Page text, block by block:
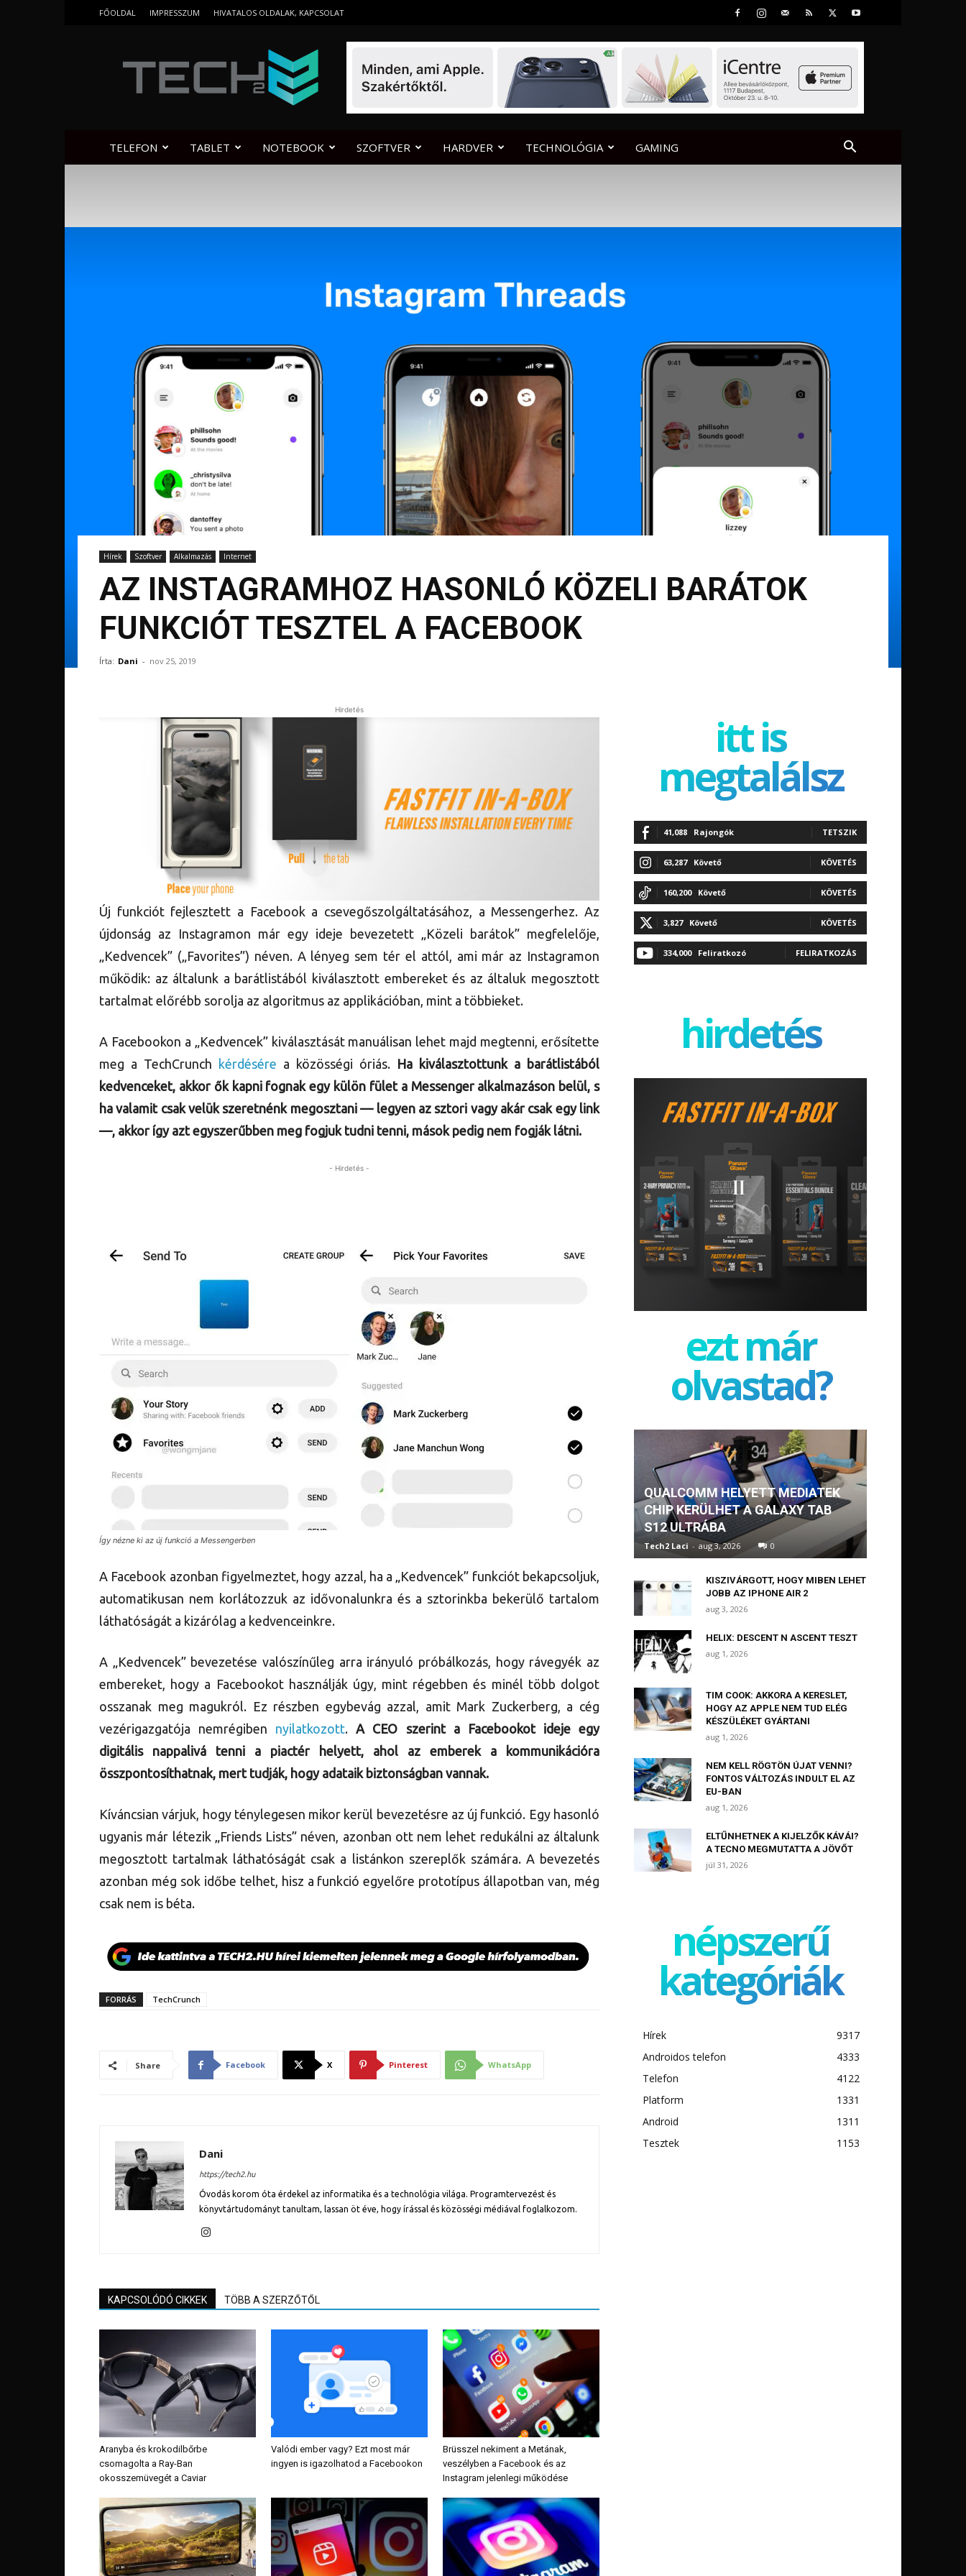
FŐOLDAL IMPRESSZUM HIVATALOS OLDALAK, KAPCSOLAT
TELEFON TABLET NOTEBOOK SZOFTVER HARDVER TECHNOLÓGIA GAMING
Hírek Szoftver Alkalmazás Internet
AZ INSTAGRAMHOZ HASONLÓ KÖZELI BARÁTOK
FUNKCIÓT TESZTEL A FACEBOOK
Írta: Dani - nov 25, 2019
Hirdetés
Új funkciót fejlesztett a Facebook a csevegőszolgáltatásához, a Messengerhez. Az
újdonság az Instagramon már egy ideje bevezetett „Közeli barátok” megfelelője,
„Kedvencek” („Favorites”) néven. A lényeg sem tér el attól, ami már az Instagramon
működik: az általunk a barátlistából kiválasztott embereket és az általuk megosztott
tartalmat előrébb sorolja az algoritmus az applikációban, mint a többieket.
A Facebookon a „Kedvencek” kiválasztását manuálisan lehet majd megtenni, erősítette
meg a TechCrunch kérdésére a közösségi óriás. Ha kiválasztottunk a barátlistából
kedvenceket, akkor ők kapni fognak egy külön fület a Messenger alkalmazáson belül, s
ha valamit csak velük szeretnénk megosztani — legyen az sztori vagy akár csak egy link
—, akkor így azt egyszerűbben meg fogjuk tudni tenni, mások pedig nem fogják látni.
- Hirdetés -
Így nézne ki az új funkció a Messengerben
A Facebook azonban figyelmeztet, hogy azzal, ha a „Kedvencek” funkciót bekapcsoljuk,
automatikusan nem korlátozzuk az idővonalunkra és a sztorinkba bekerülő tartalom
láthatóságát a kizárólag a kedvenceinkre.
A „Kedvencek” bevezetése valószínűleg arra irányuló próbálkozás, hogy rávegyék az
embereket, hogy a Facebookot használják úgy, mint régebben és minél több dolgot
osszanak meg magukról. Ez részben egybevág azzal, amit Mark Zuckerberg, a cég
vezérigazgatója nemrégiben nyilatkozott.A CEO szerint a Facebookot ideje egy
digitális nappalivá tenni a piactér helyett, ahol az emberek a kommunikációra
összpontosíthatnak, mert tudják, hogy adataik biztonságban vannak.
Kíváncsian várjuk, hogy ténylegesen mikor kerül bevezetésre az új funkció. Egy hasonló
ugyanis már létezik „Friends Lists” néven, azonban ott nem lehet redukálni az általunk
megosztott tartalmak láthatóságát csak a listánkon szereplők számára. A bevezetés
azonban még sok időbe telhet, hisz a funkció egyelőre prototípus állapotban van, még
csak nem is béta.
FORRÁS TechCrunch
Share Facebook X Pinterest WhatsApp
Dani
https://tech2.hu
Óvodás korom óta érdekel az informatika és a technológia világa. Programtervezést és
könyvtártudományt tanultam, lassan öt éve, hogy írással és közösségi médiával foglalkozom.
KAPCSOLÓDÓ CIKKEK TÖBB A SZERZŐTŐL
Aranyba és krokodilbőrbe
csomagolta a Ray-Ban
okosszemüvegét a Caviar
Valódi ember vagy? Ezt most már
ingyen is igazolhatod a Facebookon
Brüsszel nekiment a Metának,
veszélyben a Facebook és az
Instagram jelenlegi működése
itt is
megtalálsz
41,088 Rajongók TETSZIK
63,287 Követő KÖVETÉS
160,200 Követő KÖVETÉS
3,827 Követő KÖVETÉS
334,000 Feliratkozó FELIRATKOZÁS
hirdetés
ezt már
olvastad?
QUALCOMM HELYETT MEDIATEK
CHIP KERÜLHET A GALAXY TAB
S12 ULTRÁBA
Tech2 Laci - aug 3, 2026 0
KISZIVÁRGOTT, HOGY MIBEN LEHET
JOBB AZ IPHONE AIR 2
aug 3, 2026
HELIX: DESCENT N ASCENT TESZT
aug 1, 2026
TIM COOK: AKKORA A KERESLET,
HOGY AZ APPLE NEM TUD ELÉG
KÉSZÜLÉKET GYÁRTANI
aug 1, 2026
NEM KELL RÖGTÖN ÚJAT VENNI?
FONTOS VÁLTOZÁS INDULT EL AZ
EU-BAN
aug 1, 2026
ELTŰNHETNEK A KIJELZŐK KÁVÁI?
A TECNO MEGMUTATTA A JÖVŐT
júl 31, 2026
népszerű
kategóriák
Hírek
9317
Androidos telefon
4333
Telefon
4122
Platform
1331
Android
1311
Tesztek
1153